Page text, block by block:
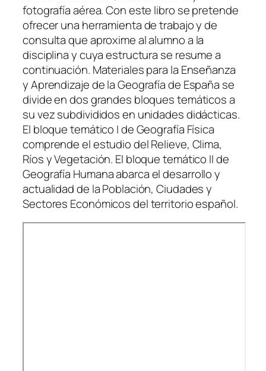
fotografía aérea. Con este libro se pretende
ofrecer una herramienta de trabajo y de
consulta que aproxime al alumno a la
disciplina y cuya estructura se resume a
continuación. Materiales para la Enseñanza
y Aprendizaje de la Geografía de España se
divide en dos grandes bloques temáticos a
su vez subdivididos en unidades didácticas.
El bloque temático I de Geografía Física
comprende el estudio del Relieve, Clima,
Ríos y Vegetación. El bloque temático II de
Geografía Humana abarca el desarrollo y
actualidad de la Población, Ciudades y
Sectores Económicos del territorio español.